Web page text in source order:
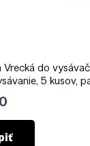
Vrecká do
5 kusov,